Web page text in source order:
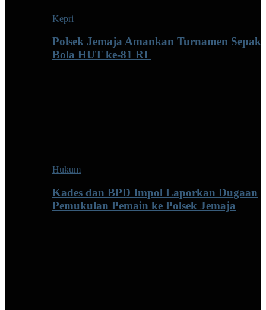
Kepri
Polsek Jemaja Amankan Turnamen Sepak
Bola HUT ke-81 RI ‎
Hukum
Kades dan BPD Impol Laporkan Dugaan
Pemukulan Pemain ke Polsek Jemaja